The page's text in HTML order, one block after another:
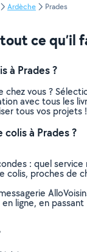
Ardèche Prades
ce qu’il
à Prades ?
chez vous ?
avec tous les
tous vos projets !
à Prades ?
: quel
colis, proches de
ligne, en